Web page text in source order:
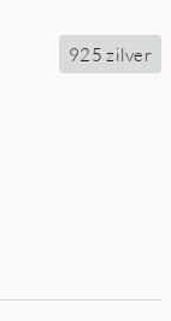
925 zilver